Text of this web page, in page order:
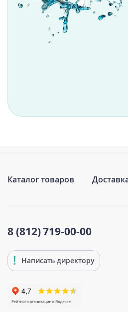
Каталог товаров
8 (812)719-00-00
Написать директору